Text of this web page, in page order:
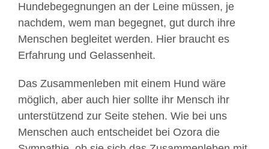
Hundebegegnungen an der Leine müssen, je
nachdem, wem man begegnet, gut durch ihre
Menschen begleitet werden. Hier braucht es
Erfahrung und Gelassenheit.
Das Zusammenleben mit einem Hund wäre
möglich, aber auch hier sollte ihr Mensch ihr
unterstützend zur Seite stehen. Wie bei uns
Menschen auch entscheidet bei Ozora die